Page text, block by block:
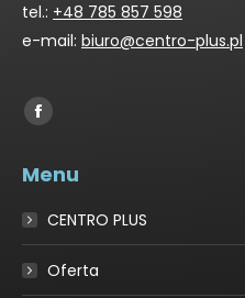
tel.: +48 785 857 598
e-mail: biuro@centro-plus.pl
Find us on:
Facebook
opens
in
window
Menu
CENTRO PLUS
Oferta